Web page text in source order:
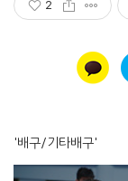
2
'배구/기타배구'